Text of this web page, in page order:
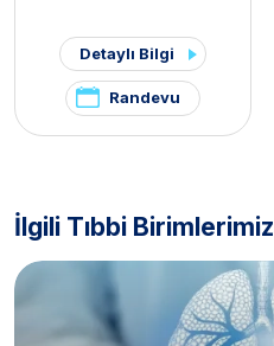
Detaylı Bilgi
Randevu
İlgili Tıbbi Birimlerimiz